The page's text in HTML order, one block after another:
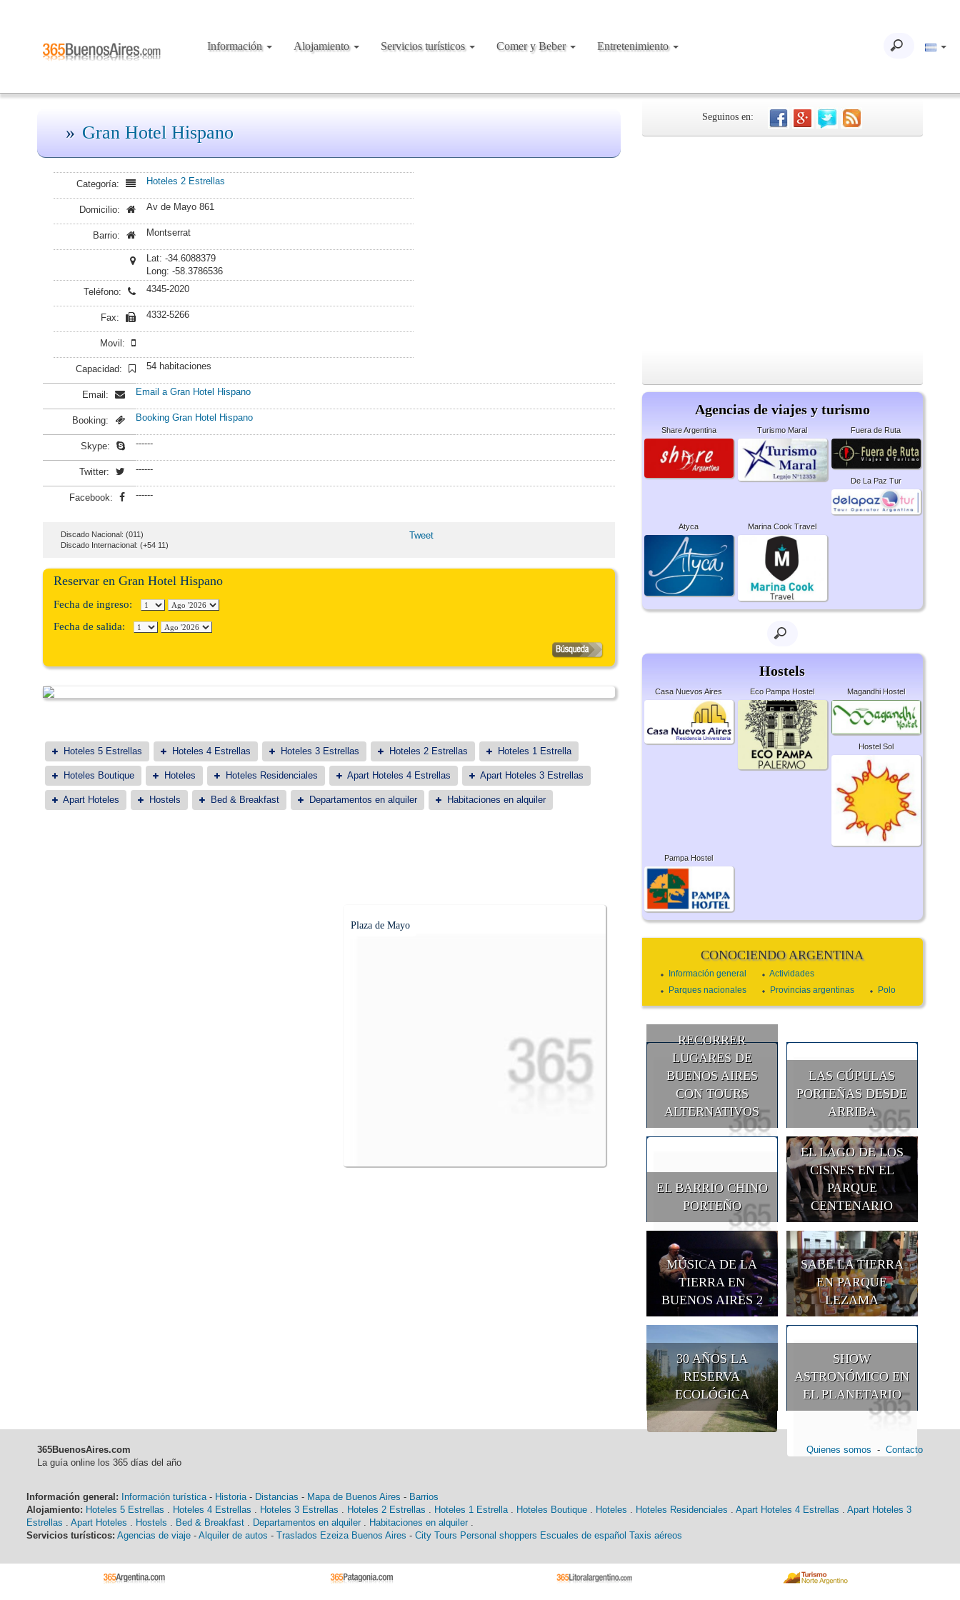
Información Alojamiento Servicios turísticos Comer y Beber Entretenimiento
Gran Hotel Hispano
Categoría: Hoteles 2 Estrellas
Domicilio: Av de Mayo 861
Barrio: Montserrat
Lat: -34.6088379
Long: -58.3786536
Teléfono:
4345-2020
Fax: 4332-5266
Movil:
Capacidad: 54 habitaciones
Email: Email a Gran Hotel Hispano
Booking: Booking Gran Hotel Hispano
Skype: ------
Twitter: ------
Facebook: ------
Discado Nacional: (011)
Discado Internacional: (+54 11)
Tweet
Reservar en Gran Hotel Hispano
Fecha de ingreso:
Fecha de salida:
Hoteles 5 Estrellas Hoteles 4 Estrellas Hoteles 3 Estrellas Hoteles 2 Estrellas Hoteles 1 Estrella
Hoteles Boutique Hoteles Hoteles Residenciales Apart Hoteles 4 Estrellas Apart Hoteles 3 Estrellas
Apart Hoteles Hostels Bed & Breakfast Departamentos en alquiler Habitaciones en alquiler
Plaza de Mayo
Seguinos en:
Agencias de viajes y turismo
Share Argentina Turismo Maral Fuera de Ruta
De La Paz Tur
Atyca Marina Cook Travel
Hostels
Casa Nuevos Aires Eco Pampa Hostel Magandhi Hostel
Hostel Sol
Pampa Hostel
CONOCIENDO ARGENTINA
Información general
Actividades
Parques nacionales
Provincias argentinas Polo
RECORRER
LUGARES DE
BUENOS AIRES
CON TOURS
ALTERNATIVOS
LAS CÚPULAS
PORTEÑAS DESDE
ARRIBA
EL BARRIO CHINO
PORTEÑO
EL LAGO DE LOS
CISNES EN EL
PARQUE
CENTENARIO
MÚSICA DE LA
TIERRA EN
BUENOS AIRES 2
SABE LA TIERRA
EN PARQUE
LEZAMA
30 AÑOS LA
RESERVA
ECOLÓGICA
SHOW
ASTRONÓMICO EN
EL PLANETARIO
365BuenosAires.com
La guía online los 365 días del año
Quienes somos - Contacto
Información general: Información turística - Historia - Distancias - Mapa de Buenos Aires - Barrios
Alojamiento: Hoteles 5 Estrellas Hoteles 4 Estrellas Hoteles 3 Estrellas Hoteles 2 Estrellas Hoteles 1 Estrella Hoteles Boutique Hoteles Hoteles Residenciales Apart Hoteles 4 Estrellas
Apart Hoteles 3
Estrellas
Apart Hoteles Hostels Bed & Breakfast Departamentos en alquiler Habitaciones en alquiler
Servicios turísticos: Agencias de viaje - Alquiler de autos - Traslados Ezeiza Buenos Aires - City Tours Personal shoppers Escuales de español Taxis aéreos